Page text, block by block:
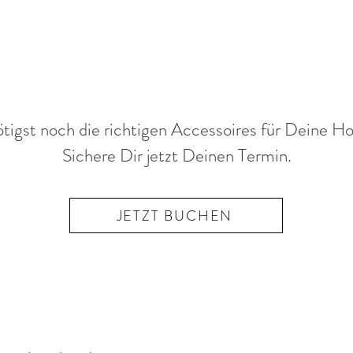
noch die richtigen Accessoires für Deine
Sichere Dir jetzt Deinen Termin.
JETZT BUCHEN